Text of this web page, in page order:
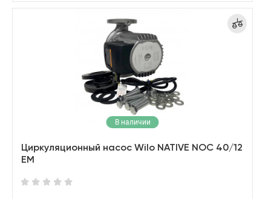
В наличии
Циркуляционный насос Wilo NATIVE NOC 40/12
EM